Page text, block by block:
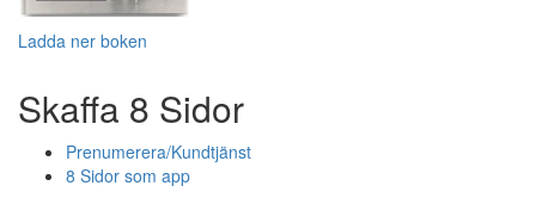
Ladda ner boken
Skaffa 8 Sidor
Prenumerera/Kundtjänst
8 Sidor som app